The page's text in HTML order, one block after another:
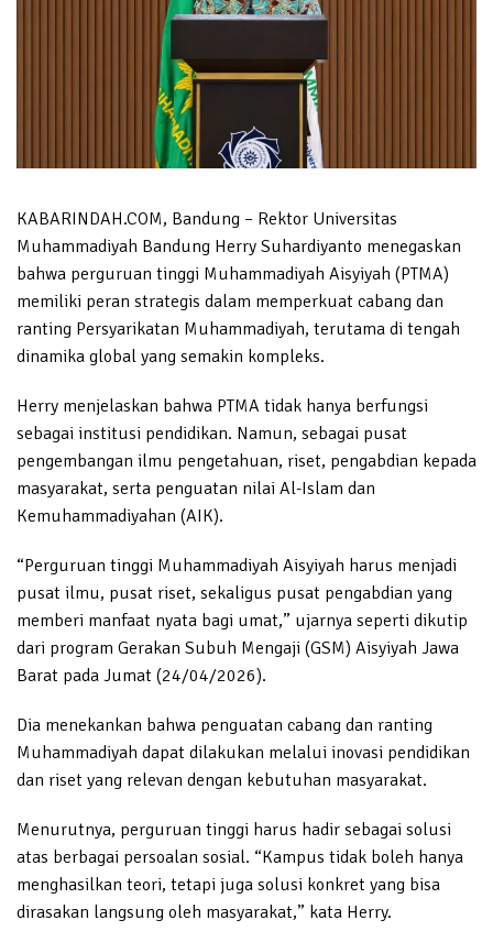
KABARINDAH.COM, Bandung – Rektor Universitas
Muhammadiyah Bandung Herry Suhardiyanto menegaskan
bahwa perguruan tinggi Muhammadiyah Aisyiyah (PTMA)
memiliki peran strategis dalam memperkuat cabang dan
ranting Persyarikatan Muhammadiyah, terutama di tengah
dinamika global yang semakin kompleks.
Herry menjelaskan bahwa PTMA tidak hanya berfungsi
sebagai institusi pendidikan. Namun, sebagai pusat
pengembangan ilmu pengetahuan, riset, pengabdian kepada
masyarakat, serta penguatan nilai Al-Islam dan
Kemuhammadiyahan (AIK).
“Perguruan tinggi Muhammadiyah Aisyiyah harus menjadi
pusat ilmu, pusat riset, sekaligus pusat pengabdian yang
memberi manfaat nyata bagi umat,” ujarnya seperti dikutip
dari program Gerakan Subuh Mengaji (GSM) Aisyiyah Jawa
Barat pada Jumat (24/04/2026).
Dia menekankan bahwa penguatan cabang dan ranting
Muhammadiyah dapat dilakukan melalui inovasi pendidikan
dan riset yang relevan dengan kebutuhan masyarakat.
Menurutnya, perguruan tinggi harus hadir sebagai solusi
atas berbagai persoalan sosial. “Kampus tidak boleh hanya
menghasilkan teori, tetapi juga solusi konkret yang bisa
dirasakan langsung oleh masyarakat,” kata Herry.